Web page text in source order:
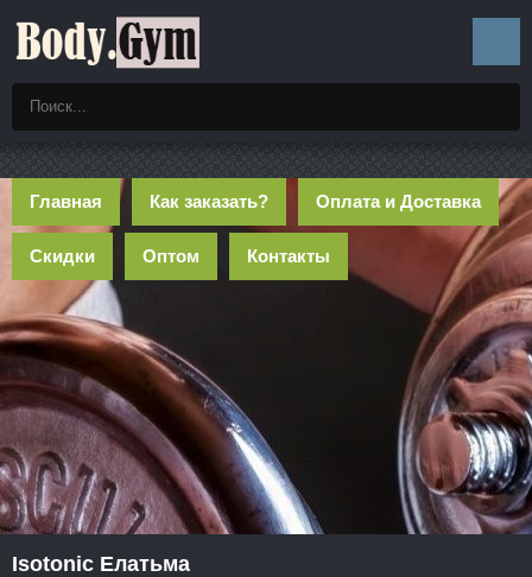
Главная Как заказать? Оплата и Доставка
Скидки Оптом Контакты
Isotonic Елатьма